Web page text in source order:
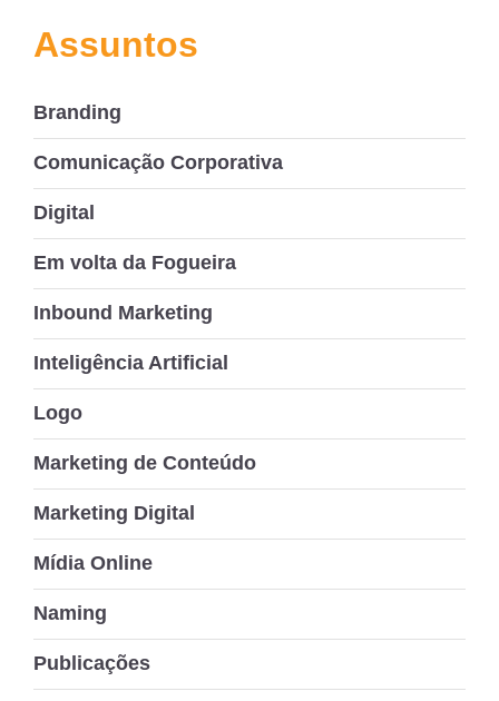
Assuntos
Branding
Comunicação Corporativa
Digital
Em volta da Fogueira
Inbound Marketing
Inteligência Artificial
Logo
Marketing de Conteúdo
Marketing Digital
Mídia Online
Naming
Publicações